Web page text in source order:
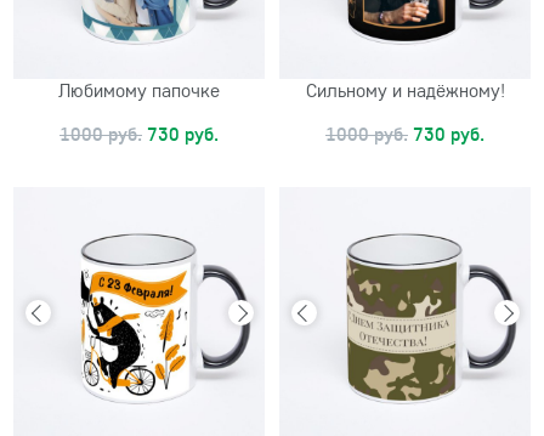
Любимому папочке
1000 руб. 730 руб.
Сильному и надёжному!
1000 руб. 730 руб.